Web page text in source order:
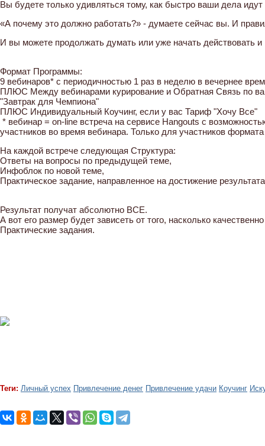
Вы будете только удивляться тому, как быстро ваши дела идут
«А почему это должно работать?» - думаете сейчас вы. И
И вы можете продолжать думать или уже начать действовать
Формат Программы:
9 вебинаров* с периодичностью 1 раз в неделю в вечернее
ПЛЮС Между вебинарами курирование и Обратная Связь по
"Завтрак для Чемпиона"
ПЛЮС Индивидуальный Коучинг, если у вас Тариф "Хочу Все"
* вебинар = on-line встреча на сервисе Hangouts с
участников во время вебинара. Только для участников
На каждой встрече следующая Структура:
Ответы на вопросы по предыдущей теме,
Инфоблок по новой теме,
Практическое задание, направленное на достижение
Результат получат абсолютно ВСЕ.
А вот его размер будет зависеть от того, насколько
Практические задания.
Теги: Личный успех Привлечение денег Привлечение удачи Коучинг